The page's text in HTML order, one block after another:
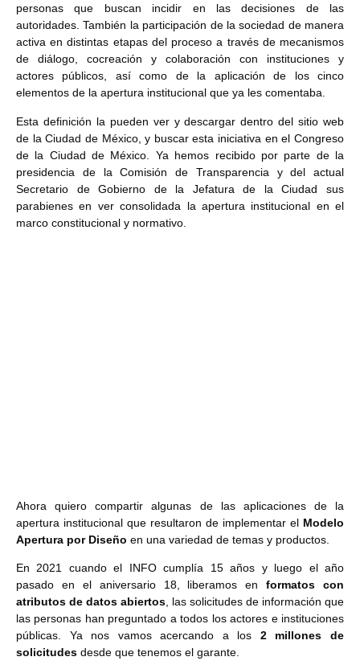
personas que buscan incidir en las decisiones de las
autoridades. También la participación de la sociedad de manera
activa en distintas etapas del proceso a través de mecanismos
de diálogo, cocreación y colaboración con instituciones y
actores públicos, así como de la aplicación de los cinco
elementos de la apertura institucional que ya les comentaba.
Esta definición la pueden ver y descargar dentro del sitio web
de la Ciudad de México, y buscar esta iniciativa en el Congreso
de la Ciudad de México. Ya hemos recibido por parte de la
presidencia de la Comisión de Transparencia y del actual
Secretario de Gobierno de la Jefatura de la Ciudad sus
parabienes en ver consolidada la apertura institucional en el
marco constitucional y normativo.
Ahora quiero compartir algunas de las aplicaciones de la
apertura institucional que resultaron de implementar el Modelo
Apertura por Diseño en una variedad de temas y productos.
En 2021 cuando el INFO cumplía 15 años y luego el año
pasado en el aniversario 18, liberamos enformatos con
atributos de datos abiertos , las solicitudes de información que
las personas han preguntado a todos los actores e instituciones
públicas. Ya nos vamos acercando a los 2 millones de
solicitudes desde que tenemos el garante.